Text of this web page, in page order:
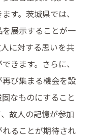
す。茨城県では、
展示することが一
に対する思いを共
きます。さらに、
び集まる機会を設
なものにすること
故人の記憶が参加
ることが期待され